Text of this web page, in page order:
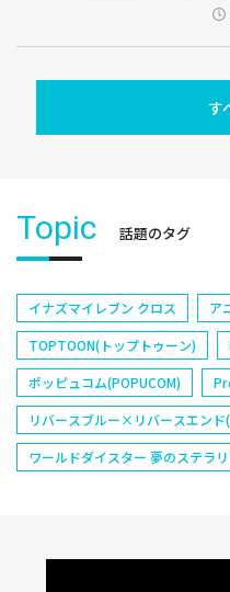
す
Topic 話題のタグ
イナズマイレブン クロス
ア
TOPTOON(トップトゥーン)
ポッピュコム(POPUCOM)
リバースブルー×リバースエン
ワールドダイスター 夢のステラ